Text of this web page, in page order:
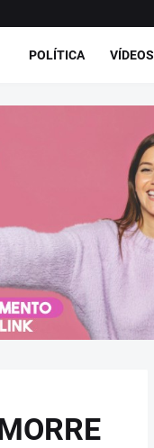
POLÍTICA VÍDEOS